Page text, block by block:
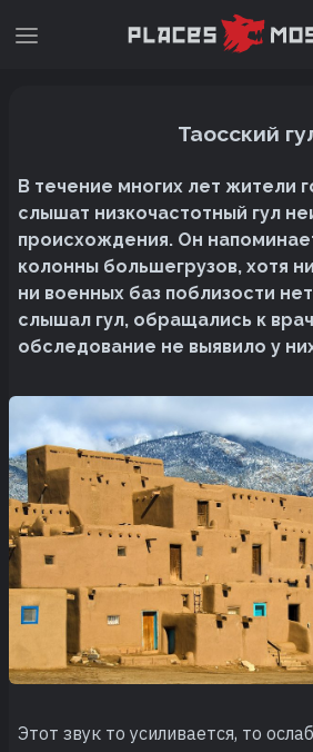
Таосский
В течение многих лет жители
слышат низкочастотный гул
происхождения. Он
колонны большегрузов, хотя
ни военных баз поблизости
слышал гул, обращались к
обследование не выявило у
Этот звук то усиливается, то